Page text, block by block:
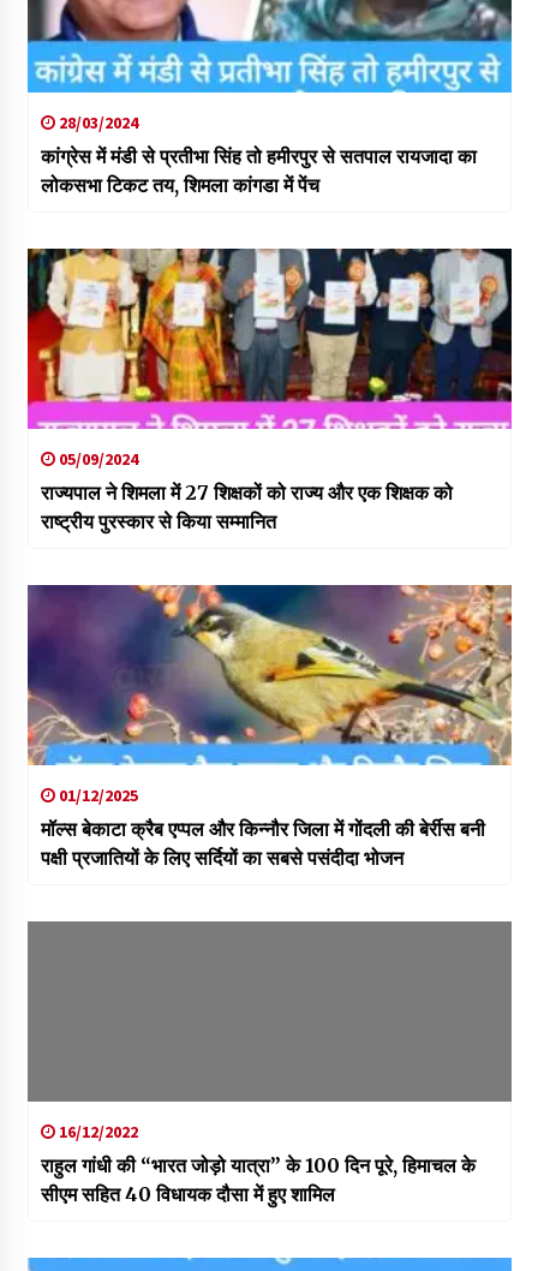
28/03/2024
कांग्रेस में मंडी से प्रतीभा सिंह तो हमीरपुर से सतपाल रायजादा का
लोकसभा टिकट तय, शिमला कांगडा में पेंच
05/09/2024
राज्यपाल ने शिमला में 27 शिक्षकों को राज्य और एक शिक्षक को
राष्ट्रीय पुरस्कार से किया सम्मानित
01/12/2025
मॉल्स बेकाटा क्रैब एप्पल और किन्नौर जिला में गोंदली की बेर्रीस बनी
पक्षी प्रजातियों के लिए सर्दियों का सबसे पसंदीदा भोजन
16/12/2022
राहुल गांधी की “भारत जोड़ो यात्रा” के 100 दिन पूरे, हिमाचल के
सीएम सहित 40 विधायक दौसा में हुए शामिल